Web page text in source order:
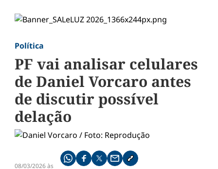
Política
PF vai analisar celulares
de Daniel Vorcaro antes
de discutir possível
delação
08/03/2026 às
Compartilhe pelo whatsapp
Compartilhar no facebook
Compartilhar no twitter
Compartilhe pelo email
Copiar link da notícia